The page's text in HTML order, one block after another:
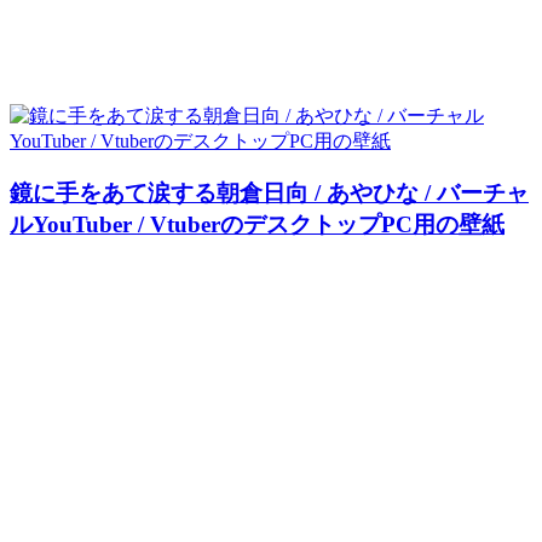
鏡に手をあて涙する朝倉日向 / あやひな / バーチャ
ルYouTuber / VtuberのデスクトップPC用の壁紙